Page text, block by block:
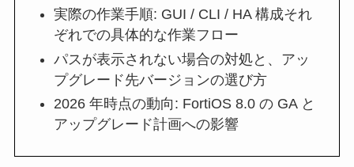
実際の作業手順: GUI / CLI / HA 構成それ
ぞれでの具体的な作業フロー
パスが表示されない場合の対処と、アッ
プグレード先バージョンの選び方
2026 年時点の動向: FortiOS 8.0 の GA と
アップグレード計画への影響